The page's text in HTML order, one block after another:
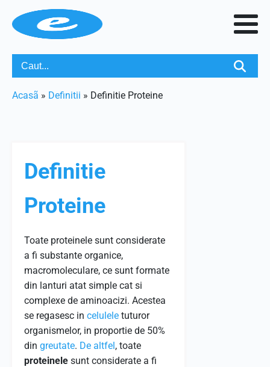
Acasã » Definitii » Definitie Proteine
Definitie
Proteine
Toate proteinele sunt considerate
a fi substante organice,
macromoleculare, ce sunt formate
din lanturi atat simple cat si
complexe de aminoacizi. Acestea
se regasesc in celulele tuturor
organismelor, in proportie de 50%
din greutate. De altfel, toate
proteinele sunt considerate a fi